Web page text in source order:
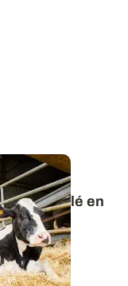
de blé en
à